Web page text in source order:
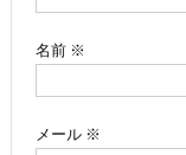
名前 ※
メール ※